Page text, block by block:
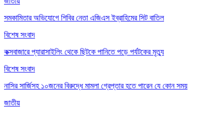
সমকামিতার অভিযোগে শিবির নেতা এজিএস ইব্রাহিমের সিট বাতিল
বিশেষ সংবাদ
কক্সবাজারে প্যারাসাইলিং থেকে ছিটকে পানিতে পড়ে পর্যটকের মৃত্যু
বিশেষ সংবাদ
নাসির সার্জিসহ ১০জনের বিরুদ্ধে মামলা গ্রেপ্তার হতে পারেন যে কোন সময়
জাতীয়